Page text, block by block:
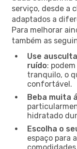
serviço, desde a
adaptados a
Para melhorar
também as
Use
ruído:
tranquilo, o
confortável.
Beba muita
hidratado
Escolha o
espaço para